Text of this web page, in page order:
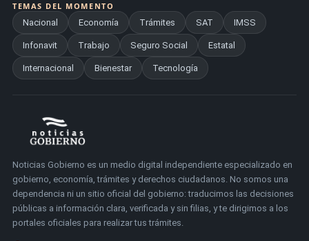
TEMAS DEL MOMENTO
Nacional
Economía Trámites SAT IMSS
Infonavit Trabajo Seguro Social Estatal
Internacional Bienestar Tecnología
Noticias Gobierno es un medio digital independiente especializado en
gobierno, economía, trámites y derechos ciudadanos. No somos una
dependencia ni un sitio oficial del gobierno: traducimos las decisiones
públicas a información clara, verificada y sin filias, y te dirigimos a los
portales oficiales para realizar tus trámites.